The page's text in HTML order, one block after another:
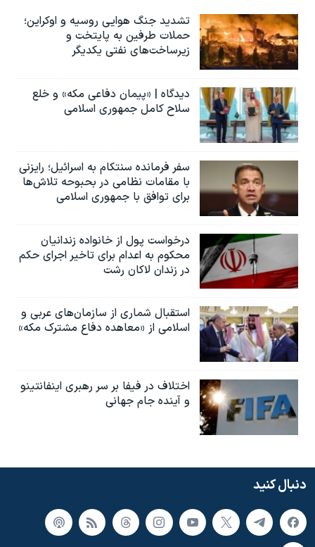
تشدید جنگ هوایی روسیه و اوکراین؛
حملات طرفین به پایتخت‌ و
زیرساخت‌های نفتی یکدیگر
دیدگاه | «پیمان دفاعی مکه» و خلع
سلاح کامل جمهوری اسلامی
سفر فرمانده سنتکام به اسرائیل؛ رایزنی
با مقامات نظامی در بحبوحه تلاش‌ها
برای توافق با جمهوری اسلامی
درخواست پول از خانواده زندانیان
محکوم به‌ اعدام برای تاخیر اجرای حکم
در زندان لاکان رشت
استقبال شماری از سازمان‌های عربی و
اسلامی از «معاهده دفاع مشترک مکه»
اختلاف در فیفا بر سر رهبری اینفانتینو
و آینده جام جهانی
دنبال کنید